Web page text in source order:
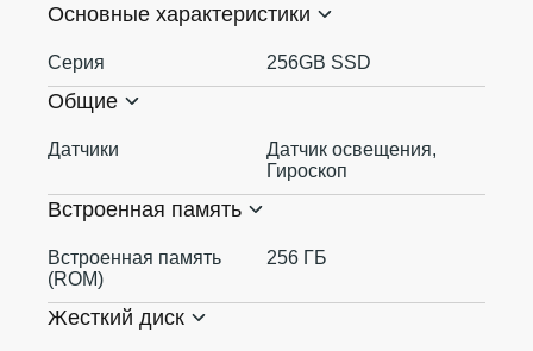
Основные характеристики
Серия 256GB SSD
Общие
Датчики
Датчик освещения,
Гироскоп
Встроенная память
Встроенная память
(ROM)
256 ГБ
Жесткий диск